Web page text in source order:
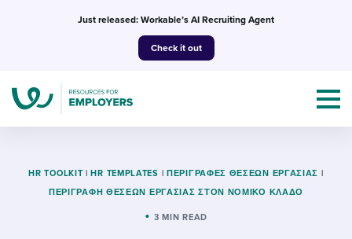
Just released: Workable’s AI Recruiting Agent
Check it out
Topics
HR TOOLKIT | HR TEMPLATES | ΠΕΡΙΓΡΑΦΈΣ ΘΈΣΕΩΝ ΕΡΓΑΣΊΑΣ |
ΠΕΡΙΓΡΑΦΉ ΘΈΣΕΩΝ ΕΡΓΑΣΊΑΣ ΣΤΟΝ ΝΟΜΙΚΌ ΚΛΆΔΟ
3 MIN READ